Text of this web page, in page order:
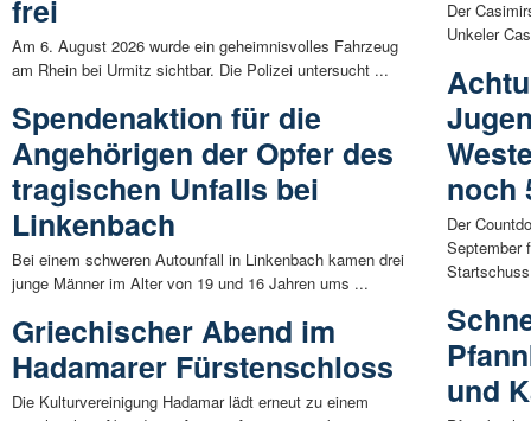
frei
Am 6. August 2026 wurde ein geheimnisvolles Fahrzeug
am Rhein bei Urmitz sichtbar. Die Polizei untersucht ...
Spendenaktion für die
Angehörigen der Opfer des
tragischen Unfalls bei
Linkenbach
Bei einem schweren Autounfall in Linkenbach kamen drei
junge Männer im Alter von 19 und 16 Jahren ums ...
Griechischer Abend im
Hadamarer Fürstenschloss
Die Kulturvereinigung Hadamar lädt erneut zu einem
Der
Unkeler
noch
Der
September
und